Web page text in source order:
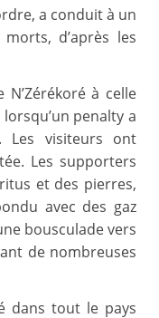
a conduit à un
d’après les
N’Zérékoré à celle
penalty a
Les visiteurs ont
Les supporters
et des pierres,
avec des gaz
bousculade vers
de nombreuses
dans tout le pays